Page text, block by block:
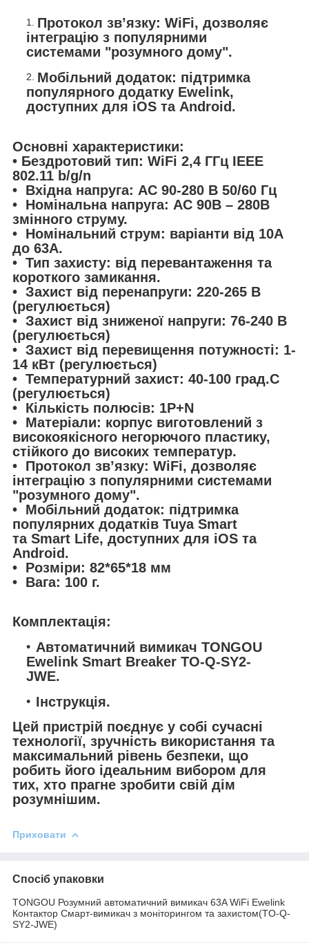
Протокол звʼязку: WiFi, дозволяє
інтеграцію з популярними
системами "розумного дому".
Мобільний додаток: підтримка
популярного додатку Ewelink,
доступних для iOS та Android.
Основні характеристики:
• Бездротовий тип: WiFi 2,4 ГГц IEEE
802.11 b/g/n
• Вхідна напруга: AC 90-280 В 50/60 Гц
• Номінальна напруга: АС 90В – 280В
змінного струму.
• Номінальний струм: варіанти від 10А
до 63А.
• Тип захисту: від перевантаження та
короткого замикання.
• Захист від перенапруги: 220-265 В
(регулюється)
• Захист від зниженої напруги: 76-240 В
(регулюється)
• Захист від перевищення потужності: 1-
14 кВт (регулюється)
• Температурний захист: 40-100 град.С
(регулюється)
• Кількість полюсів: 1P+N
• Матеріали: корпус виготовлений з
високоякісного негорючого пластику,
стійкого до високих температур.
• Протокол звʼязку: WiFi, дозволяє
інтеграцію з популярними системами
"розумного дому".
• Мобільний додаток: підтримка
популярних додатків Tuya Smart
та Smart Life, доступних для iOS та
Android.
• Розміри: 82*65*18 мм
• Вага: 100 г.
Комплектація:
Автоматичний вимикач TONGOU
Ewelink Smart Breaker TO-Q-SY2-
JWE.
Інструкція.
Цей пристрій поєднує у собі сучасні
технології, зручність використання та
максимальний рівень безпеки, що
робить його ідеальним вибором для
тих, хто прагне зробити свій дім
розумнішим.
Приховати
Спосіб упаковки
TONGOU Розумний автоматичний вимикач 63A WiFi ​​​​​​​​​Ewelink ​​​
Контактор Смарт-вимикач з моніторингом та захистом(TO-Q-
SY2-JWE)